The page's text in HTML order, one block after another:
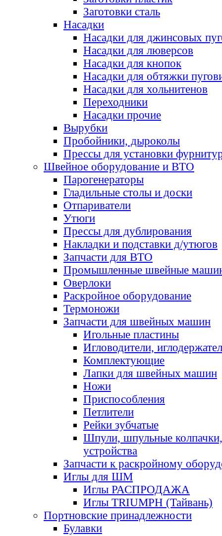
Заготовки сталь
Насадки
Насадки для джинсовых
Насадки для люверсов
Насадки для кнопок
Насадки для обтяжки
Насадки для хольнитенов
Переходники
Насадки прочие
Вырубки
Пробойники, дыроколы
Прессы для установки
Швейное оборудование и ВТО
Парогенераторы
Гладильные столы и доски
Отпариватели
Утюги
Прессы для дублирования
Накладки и подставки д/утюгов
Запчасти для ВТО
Промышленные швейные
Оверлоки
Раскройное оборудование
Термоножи
Запчасти для швейных машин
Игольные пластины
Игловодители,
Комплектующие
Лапки для швейных машин
Ножи
Приспособления
Петлители
Рейки зубчатые
Шпули, шпульные
устройства
Запчасти к раскройному
Иглы для ШМ
Иглы РАСПРОДАЖА
Иглы TRIUMPH (Тайвань)
Портновские принадлежности
Булавки